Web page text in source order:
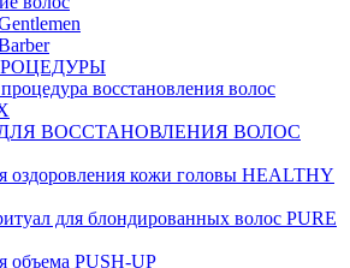
восстановления волос
ВОССТАНОВЛЕНИЯ ВОЛОС
оздоровления кожи головы HEALTHY
для блондированных волос PURE
объема PUSH-UP